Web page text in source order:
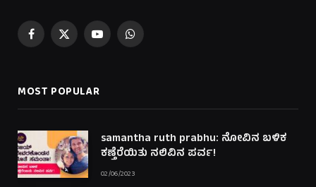
Facebook
X
YouTubeWhatsApp
MOST POPULAR
samantha ruth prabhu: ನೋವಿನ ಬಳಿಕ
ಕಣ್ತೆರೆಯಿತು ನಲಿವಿನ ಪರ್ವ!
02/06/2023